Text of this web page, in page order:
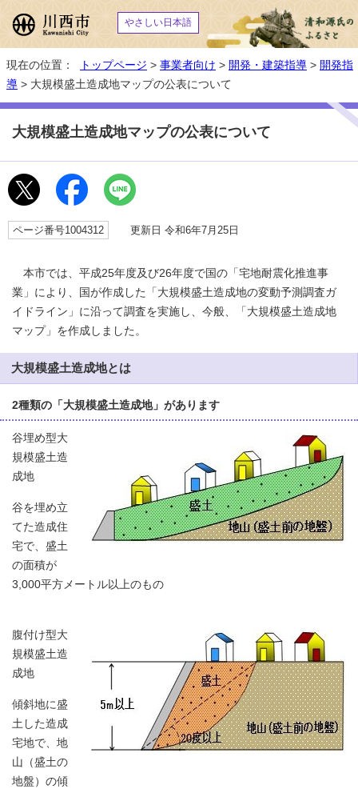
やさしい日本語
現在の位置： トップページ > 事業者向け > 開発・建築指導 > 開発指
導 > 大規模盛土造成地マップの公表について
大規模盛土造成地マップの公表について
ページ番号1004312 更新日 令和6年7月25日
本市では、平成25年度及び26年度で国の「宅地耐震化推進事
業」により、国が作成した「大規模盛土造成地の変動予測調査ガ
イドライン」に沿って調査を実施し、今般、「大規模盛土造成地
マップ」を作成しました。
大規模盛土造成地とは
2種類の「大規模盛土造成地」があります
谷埋め型大
規模盛土造
成地
谷を埋め立
てた造成住
宅で、盛土
の面積が
3,000平方メートル以上のもの
腹付け型大
規模盛土造
成地
傾斜地に盛
土した造成
宅地で、地
山（盛土の
地盤）の傾